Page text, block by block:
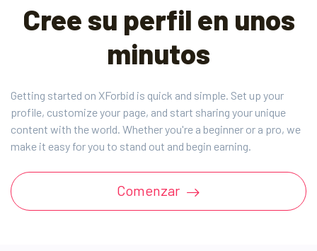
Cree su perfil en unos
minutos
Getting started on XForbid is quick and simple. Set up your
profile, customize your page, and start sharing your unique
content with the world. Whether you're a beginner or a pro, we
make it easy for you to stand out and begin earning.
Comenzar